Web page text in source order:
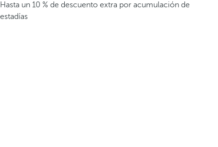
Hasta un 10 % de descuento extra por acumulación de
estadías